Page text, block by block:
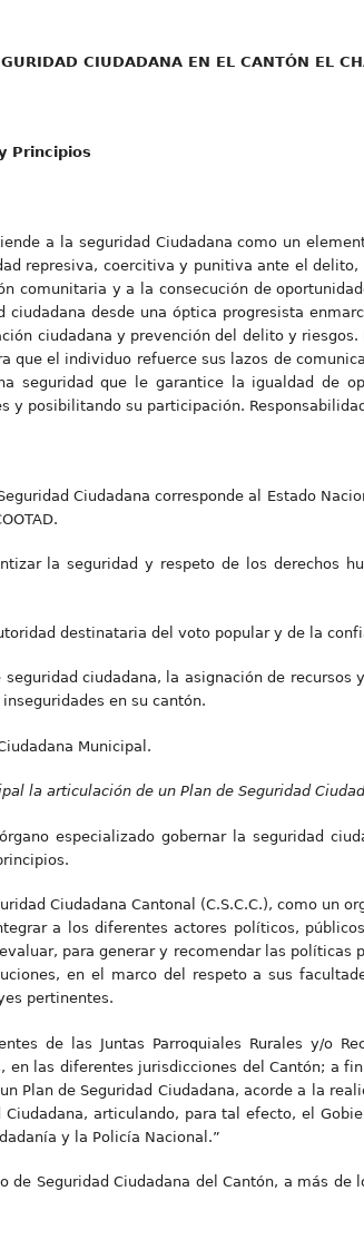
CIUDADANA EN EL CANTÓN EL
Principios
a la seguridad Ciudadana como un
represiva, coercitiva y punitiva ante el
comunitaria y a la consecución de
ciudadana desde una óptica progresista
ciudadana y prevención del delito y
que el individuo refuerce sus lazos de
seguridad que le garantice la igualdad de
y posibilitando su participación.
Ciudadana corresponde al Estado
la seguridad y respeto de los derechos
destinataria del voto popular y de la
ciudadana, la asignación de
en su cantón.
Municipal.
la articulación de un Plan de Seguridad
especializado gobernar la seguridad
Ciudadana Cantonal (C.S.C.C.), como un
a los diferentes actores políticos,
para generar y recomendar las políticas
en el marco del respeto a sus
pertinentes.
de las Juntas Parroquiales Rurales y/o
en las diferentes jurisdicciones del Cantón; a
Plan de Seguridad Ciudadana, acorde a la
articulando, para tal efecto, el
y la Policía Nacional.”
de Seguridad Ciudadana del Cantón, a más